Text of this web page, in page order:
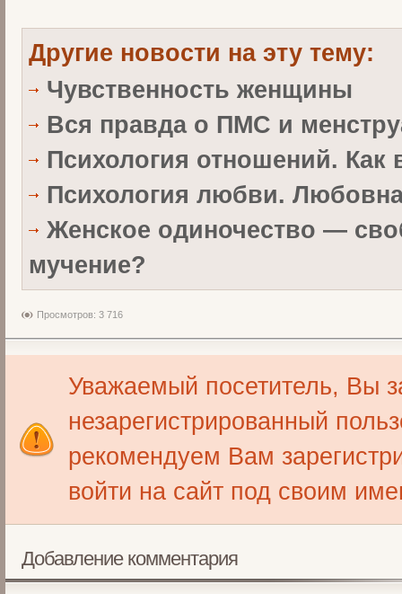
Другие новости на эту тему:
Чувственность женщины
Вся правда о ПМС и
Психология отношений. Как
Психология любви.
Женское одиночество —
мучение?
Просмотров: 3 716
Уважаемый посетитель, Вы
незарегистрированный
рекомендуем Вам
войти на сайт под своим
Добавление комментария